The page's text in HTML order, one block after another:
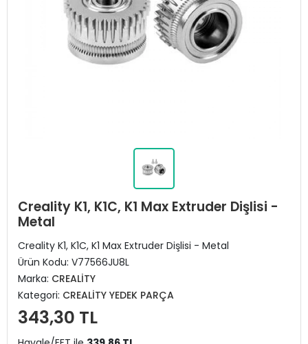
Creality K1, K1C, K1 Max Extruder Dişlisi -
Metal
Creality K1, K1C, K1 Max Extruder Dişlisi - Metal
Ürün Kodu: V77566JU8L
Marka: CREALİTY
Kategori: CREALİTY YEDEK PARÇA
343,30 TL